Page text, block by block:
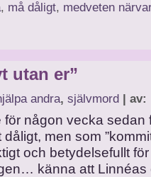
, må dåligt, medveten
utan er”
andra, självmord | av:
någon vecka sedan
men som
och betydelsefullt
känna att Linnéas